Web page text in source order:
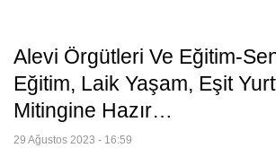
Alevi Örgütleri Ve Eğitim-
Eğitim, Laik Yaşam, Eşit
Mitingine Hazır…
29 Ağustos 2023 - 16:59